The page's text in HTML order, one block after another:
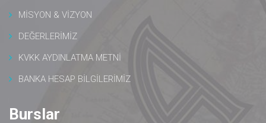
MİSYON & VİZYON
DEĞERLERİMİZ
KVKK AYDINLATMA METNİ
BANKA HESAP BİLGİLERİMİZ
Burslar